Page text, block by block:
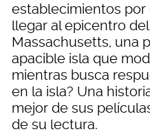
establecimientos por
llegar al epicentro
Massachusetts, una
apacible isla que
mientras busca
en la isla? Una
mejor de sus
de su lectura.